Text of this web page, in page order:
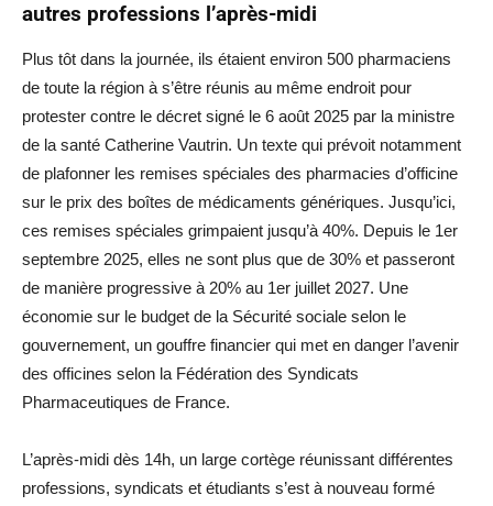
autres professions l’après-midi
Plus tôt dans la journée, ils étaient environ 500 pharmaciens
de toute la région à s’être réunis au même endroit pour
protester contre le décret signé le 6 août 2025 par la ministre
de la santé Catherine Vautrin. Un texte qui prévoit notamment
de plafonner les remises spéciales des pharmacies d’officine
sur le prix des boîtes de médicaments génériques. Jusqu’ici,
ces remises spéciales grimpaient jusqu’à 40%. Depuis le 1er
septembre 2025, elles ne sont plus que de 30% et passeront
de manière progressive à 20% au 1er juillet 2027. Une
économie sur le budget de la Sécurité sociale selon le
gouvernement, un gouffre financier qui met en danger l’avenir
des officines selon la Fédération des Syndicats
Pharmaceutiques de France.
L’après-midi dès 14h, un large cortège réunissant différentes
professions, syndicats et étudiants s’est à nouveau formé